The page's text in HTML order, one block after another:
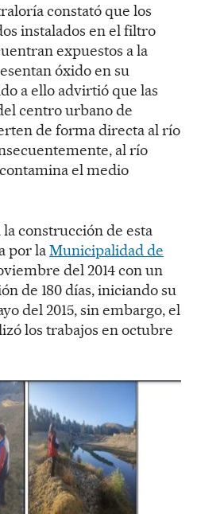
constató que los
instalados en el filtro
expuestos a la
óxido en su
a ello advirtió que las
centro urbano de
de forma directa al río
al río
el medio
construcción de esta
por laMunicipalidad de
del 2014 con un
de 180 días, iniciando su
del 2015, sin embargo, el
los trabajos en octubre